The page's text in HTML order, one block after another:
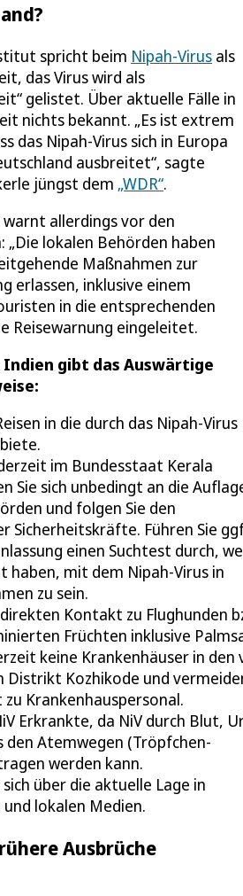
spricht beim Nipah-Virus als
das Virus wird als
gelistet. Über aktuelle Fälle in
nichts bekannt. „Es ist extrem
das Nipah-Virus sich in Europa
ausbreitet“, sagte
jüngst dem „WDR“.
allerdings vor den
lokalen Behörden haben
Maßnahmen zur
erlassen, inklusive einem
in die entsprechenden
Reisewarnung eingeleitet.
Indien gibt das Auswärtige
in die durch das Nipah-Virus
im Bundesstaat Kerala
Sie sich unbedingt an die
und folgen Sie den
Sicherheitskräfte. Führen Sie
einen Suchtest durch,
haben, mit dem Nipah-Virus in
zu sein.
Kontakt zu Flughunden
Früchten inklusive
keine Krankenhäuser in den
Distrikt Kozhikode und
Krankenhauspersonal.
Erkrankte, da NiV durch Blut,
den Atemwegen (Tröpfchen-
werden kann.
über die aktuelle Lage in
lokalen Medien.
Ausbrüche